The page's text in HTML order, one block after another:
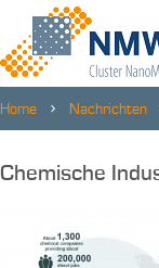
Home Nachrichten
Chemische